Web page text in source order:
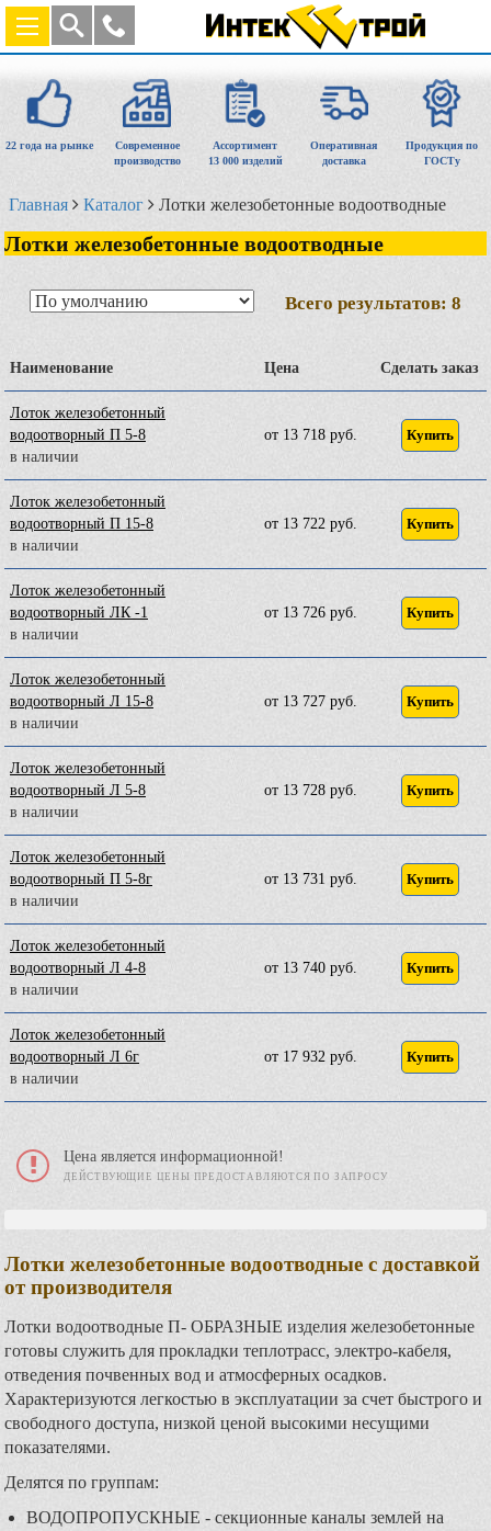
22 года на рынке
Современное
производство
Ассортимент
13 000 изделий
Оперативная
доставка
Продукция по
ГОСТу
Главная Каталог Лотки железобетонные водоотводные
Лотки железобетонные водоотводные
Всего результатов: 8
Наименование Цена Сделать заказ
Лоток железобетонный
водоотворный П 5-8
в наличии
от 13 718 руб. Купить
Лоток железобетонный
водоотворный П 15-8
в наличии
от 13 722 руб. Купить
Лоток железобетонный
водоотворный ЛК -1
в наличии
от 13 726 руб. Купить
Лоток железобетонный
водоотворный Л 15-8
в наличии
от 13 727 руб. Купить
Лоток железобетонный
водоотворный Л 5-8
в наличии
от 13 728 руб. Купить
Лоток железобетонный
водоотворный П 5-8г
в наличии
от 13 731 руб. Купить
Лоток железобетонный
водоотворный Л 4-8
в наличии
от 13 740 руб. Купить
Лоток железобетонный
водоотворный Л 6г
в наличии
от 17 932 руб. Купить
Цена является информационной!
ДЕЙСТВУЮЩИЕ ЦЕНЫ ПРЕДОСТАВЛЯЮТСЯ ПО ЗАПРОСУ
Лотки железобетонные водоотводные с доставкой
от производителя
Лотки водоотводные П- ОБРАЗНЫЕ изделия железобетонные
готовы служить для прокладки теплотрасс, электро-кабеля,
отведения почвенных вод и атмосферных осадков.
Характеризуются легкостью в эксплуатации за счет быстрого и
свободного доступа, низкой ценой высокими несущими
показателями.
Делятся по группам:
ВОДОПРОПУСКНЫЕ - секционные каналы землей на